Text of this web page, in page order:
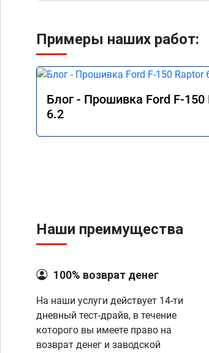
Примеры наших работ:
Блог - Прошивка Ford F-150
6.2
Наши преимущества
100% возврат денег
На наши услуги действует 14-ти
дневный тест-драйв, в течение
которого вы имеете право на
возврат денег и заводской